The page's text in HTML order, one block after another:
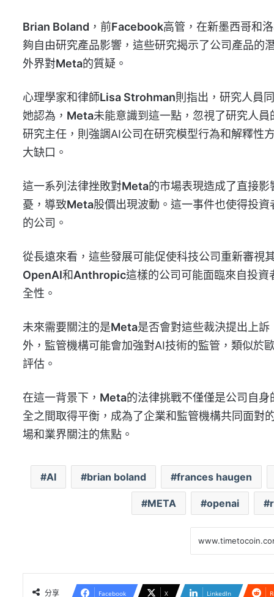
Brian Boland ，前Facebook高管，在新墨西哥和
夠自由研究產品影響，這些研究揭示了公司產品的
外界對Meta的質疑。
心理學家和律師Lisa Strohman則指出，研究人員
她認為， Meta未能意識到這一點，忽視了研究人員
研究主任，則強調AI公司在研究模型行為和解釋性
大缺口。
這一系列法律挫敗對Meta的市場表現造成了直接
憂，導致Meta股價出現波動。這一事件也使得投
的公司。
從長遠來看，這些發展可能促使科技公司重新審視
OpenAI和Anthropic這樣的公司可能面臨來自投
全性。
未來需要關注的是Meta是否會對這些裁決提出上
外，監管機構可能會加強對AI技術的監管，類似於
評估。
在這一背景下， Meta的法律挑戰不僅僅是公司自
全之間取得平衡，成為了企業和監管機構共同面對
場和業界關注的焦點。
AI brian boland frances haugen
META openai
分享 Facebook X LinkedIn